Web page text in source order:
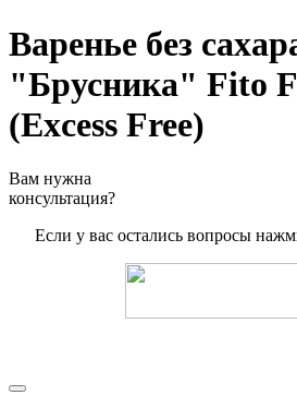
Варенье без
"Брусника" Fito
(Excess Free)
Вам нужна
консультация?
Если у вас остались вопросы